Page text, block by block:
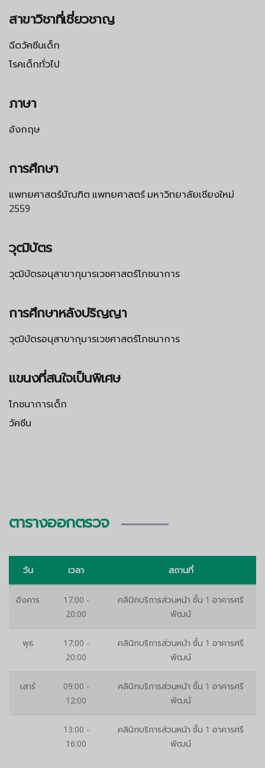
สาขาวิชาที่เชี่ยวชาญ
ฉีดวัคซีนเด็ก
โรคเด็กทั่วไป
ภาษา
อังกฤษ
การศึกษา
แพทยศาสตร์บัณฑิต แพทยศาสตร์ มหาวิทยาลัยเชียงใหม่
2559
วุฒิบัตร
วุฒิบัตรอนุสาขากุมารเวชศาสตร์โภชนาการ
การศึกษาหลังปริญญา
วุฒิบัตรอนุสาขากุมารเวชศาสตร์โภชนาการ
แขนงที่สนใจเป็นพิเศษ
โภชนาการเด็ก
วัคซีน
ตารางออกตรวจ
วัน เวลา สถานที่
อังคาร
17:00 -
20:00
คลินิกบริการส่วนหน้า ชั้น 1 อาคารศรี
พัฒน์
พุธ
17:00 -
20:00
คลินิกบริการส่วนหน้า ชั้น 1 อาคารศรี
พัฒน์
เสาร์
09:00 -
12:00
คลินิกบริการส่วนหน้า ชั้น 1 อาคารศรี
พัฒน์
13:00 -
16:00
คลินิกบริการส่วนหน้า ชั้น 1 อาคารศรี
พัฒน์